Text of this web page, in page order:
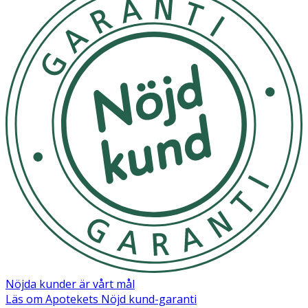
hudvårdande och lystergivande – återställer naturlig
skönhet.
Skakas väl innan användning. Applicera några droppar
på morgonen över ansikte och hals, på ren torr hy.
Applicera därefter gärna Patyka Perfect Radiance Cream
eller Patyka Perfecting Tinted Cream.
Förvaras i tumstemperatur, ej i direkt solljus
OK för gravida och ammande:
Ja
Ingredienser:
AQUA (WATER), HELIANTHUS ANNUUS (SUNFLOWER)
SEED OIL, UNDECANE, 2,3-BUTANEDIOL, TRIDECANE,
CAPRYLIC/CAPRIC TRIGLYCERIDE, MAGNESIUM SULFATE,
PENTYLENE GLYCOL, GLYCERIN, PASSIFLORA
INCARNATA WATER*, LAVANDULA ANGUSTIFOLIA
(LAVENDER) FLOWER WATER*, DIGLYCERIN, PARFUM
Nöjda kunder är vårt mål
Läs om Apotekets Nöjd kund-garanti